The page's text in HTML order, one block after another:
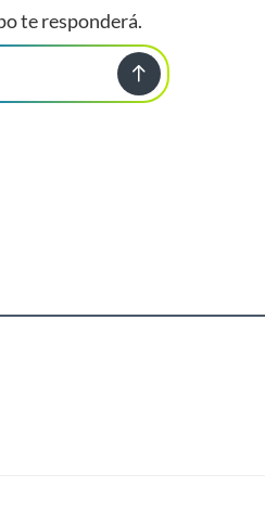
te responderá.